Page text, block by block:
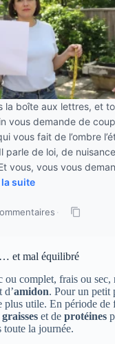
la boîte aux lettres, et
vous demande de
vous fait de l’ombre
parle de loi, de
vous, vous vous
la suite
·
et mal équilibré
complet, frais ou sec,
d’amidon. Pour un petit
plus utile. En période
graisses et de protéines
toute la journée.